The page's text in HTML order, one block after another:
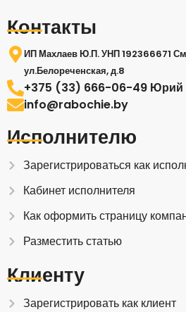
Контакты
ИП Махлаев Ю.П. УНП 192366671
ул.Белореченская, д.8
+375 (33) 666-06-49 Юрий
info@rabochie.by
Исполнителю
Зарегистрироваться как
Кабинет исполнителя
Как оформить страницу
Разместить статью
Клиенту
Зарегистрировать как клиент